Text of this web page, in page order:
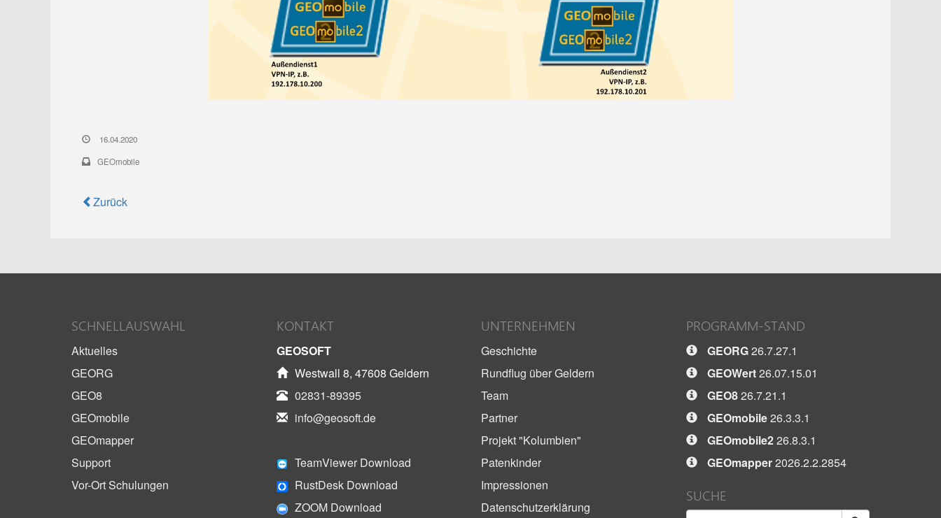
16.04.2020
GEOmobile
Zurück
SCHNELLAUSWAHL
Aktuelles
GEORG
GEO8
GEOmobile
GEOmapper
Support
Vor-Ort Schulungen
KONTAKT
GEOSOFT
Westwall 8, 47608 Geldern
02831-89395
info@geosoft.de
TeamViewer Download
RustDesk Download
ZOOM Download
UNTERNEHMEN
Geschichte
Rundflug über Geldern
Team
Partner
Projekt "Kolumbien"
Patenkinder
Impressionen
Datenschutzerklärung
PROGRAMM-STAND
GEORG26.7.27.1
GEOWert26.07.15.01
GEO826.7.21.1
GEOmobile26.3.3.1
GEOmobile226.8.3.1
GEOmapper2026.2.2.2854
SUCHE